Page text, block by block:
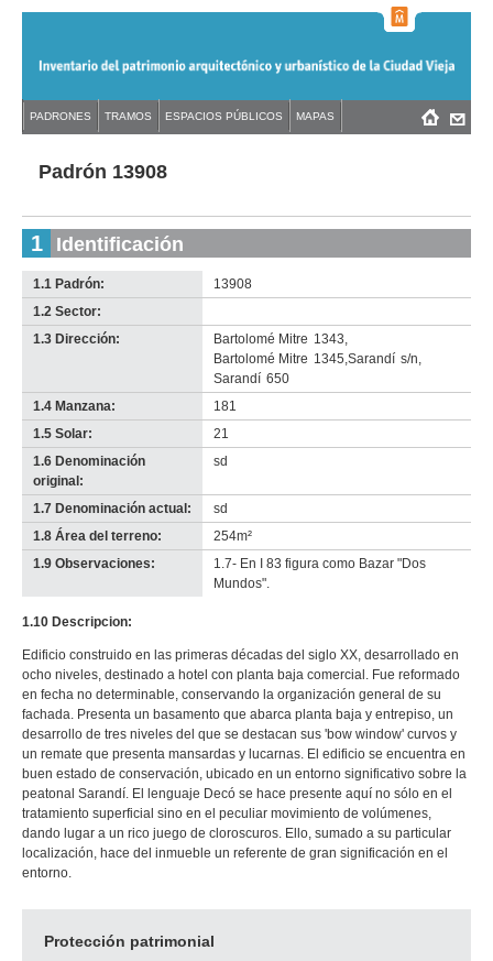
navigation
Back
topPadrón 13908
1 Identificación
1.1 Padrón:
13908
1.2 Sector:
no
info-
1.3 Dirección: Bartolomé Mitre 1343,
Bartolomé Mitre 1345,Sarandí s/n,
Sarandí 650
1.4 Manzana:
181
1.5 Solar:
21
1.6 Denominación
original:
sd
1.7 Denominación actual:
sd
1.8 Área del terreno:
254m²
1.9 Observaciones:
1.7- En I 83 figura como Bazar "Dos
Mundos".
1.10 Descripcion:
Edificio construido en las primeras décadas del siglo XX, desarrollado en
ocho niveles, destinado a hotel con planta baja comercial. Fue reformado
en fecha no determinable, conservando la organización general de su
fachada. Presenta un basamento que abarca planta baja y entrepiso, un
desarrollo de tres niveles del que se destacan sus 'bow window' curvos y
un remate que presenta mansardas y lucarnas. El edificio se encuentra en
buen estado de conservación, ubicado en un entorno significativo sobre la
peatonal Sarandí. El lenguaje Decó se hace presente aquí no sólo en el
tratamiento superficial sino en el peculiar movimiento de volúmenes,
dando lugar a un rico juego de cloroscuros. Ello, sumado a su particular
localización, hace del inmueble un referente de gran significación en el
entorno.
Protección patrimonial
Back
to Menú
PADRONES TRAMOS ESPACIOS PÚBLICOS MAPAS